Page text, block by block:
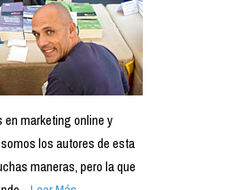
marketing online y
los autores de esta
maneras, pero la que